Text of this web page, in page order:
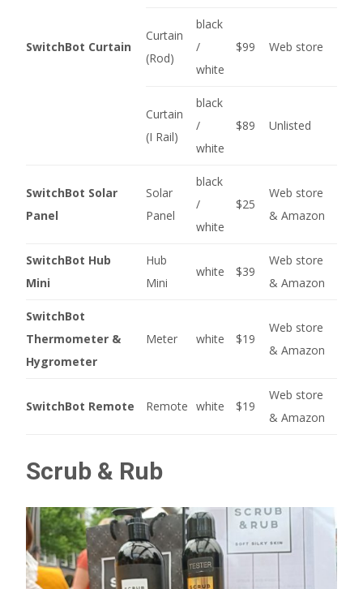
SwitchBot Curtain
Curtain
(Rod)
black
/
white
$99 Web store
Curtain
(I Rail)
black
/
white
$89 Unlisted
SwitchBot Solar
Panel
Solar
Panel
black
/
white
$25
Web store
& Amazon
SwitchBot Hub
Mini
Hub
Mini
white $39
Web store
& Amazon
SwitchBot
Thermometer &
Hygrometer
Meter white $19
Web store
& Amazon
SwitchBot Remote Remote white $19
Web store
& Amazon
Scrub & Rub